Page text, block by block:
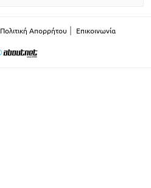
Πολιτική Απορρήτου Επικοινωνία